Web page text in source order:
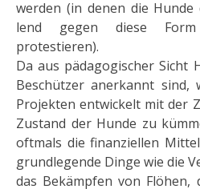
werden (in denen die
lend gegen diese
protestieren).
Da aus pädagogischer Sicht
Beschützer anerkannt sind,
Pro­jekten entwickelt mit der
Zustand der Hunde zu
oft­mals die finanziellen
grundlegende Dinge wie die
das Bekämpfen von Flöhen,